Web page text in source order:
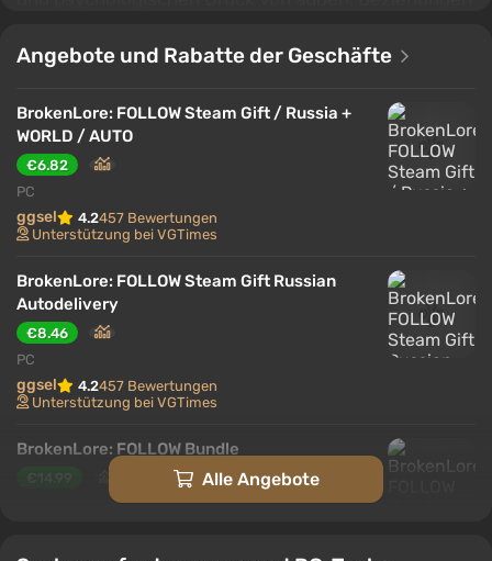
ständiges Gefühl der Unzulänglichkeit bilden die
die von einer besorgniserregenden Atmosphäre und
unerwarteten Wendungen geprägt ist.
Angebote und Rabatte der Geschäfte
BrokenLore: FOLLOW Steam Gift / Russia +
WORLD / AUTO
€6.82
PC
ggsel 4.2457 Bewertungen
Unterstützung bei VGTimes
BrokenLore: FOLLOW Steam Gift Russian
Autodelivery
€8.46
PC
ggsel 4.2457 Bewertungen
Unterstützung bei VGTimes
BrokenLore: FOLLOW Bundle
€14.99
Alle Angebote